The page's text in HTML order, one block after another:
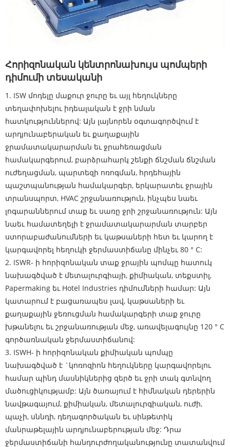
Հորիզոնական կենտրոնախույս պոմպերի
դիմումի տեսականի
1. ISW մոդելը մաքուր ջուրը եւ այլ հեղուկները
տեղափոխելու իդեալական է ջրի նման
հատկություններով: Այն լայնորեն օգտագործվում է
արդյունաբերական եւ քաղաքային
ջրամատակարարման եւ ջրահեռացման
համակարգերում, բարձրահարկ շենքի ճնշման ճնշման
ուժեղացման, պարտեզի ոռոգման, հրդեհային
պաշտպանության համակարգեր, երկարատեւ ջրային
տրանսպորտ, HVAC շրջանառություն, ինչպես նաեւ
լոգարաններում տաք եւ սառը ջրի շրջանառություն: Այն
նաեւ համատեղելի է ջրամատակարարման տարբեր
ստորաբաժանումների եւ կաթսաների հետ եւ կարող է
կարգավորել հեղուկի ջերմաստիճանը մինչեւ 80 ° C:
2. ISWR- ի հորիզոնական տաք ջրային պոմպը հատուկ
նախագծված է մետալուրգիայի, քիմիական, տեքստիլ,
Papermaking եւ Hotel Industries դիմումների համար: Այն
կատարում է բացառապես լավ, կաթսաների եւ
քաղաքային ջեռուցման համակարգերի տաք ջուրը
խթանելու եւ շրջանառության մեջ, առավելագույնը 120 ° C
գործառնական ջերմաստիճանով:
3. ISWH- ի հորիզոնական քիմիական պոմպը
նախագծված է `կոռոզիոն հեղուկները կարգավորելու
համար պինդ մասնիկներից զերծ եւ ջրի տակ գտնվող
մածուցիկությամբ: Այն ծառայում է հիմնական դերերին
նավթագայում, քիմիական, մետալուրգիական, ուժի,
պաչի, սննդի, դեղագործական եւ սինթետիկ
մանրաթելային արդյունաբերության մեջ: Դրա
ջերմաստիճանի հանդուրժողականությունը տատանվում